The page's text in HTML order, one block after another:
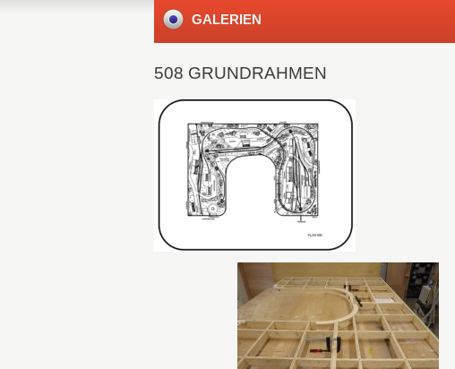
GALERIEN
508 GRUNDRAHMEN